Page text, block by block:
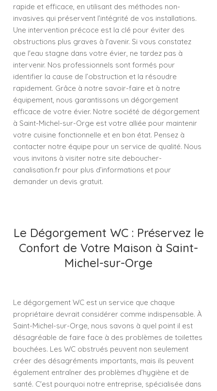
rapide et efficace, en utilisant des méthodes non-
invasives qui préservent l’intégrité de vos installations.
Une intervention précoce est la clé pour éviter des
obstructions plus graves à l'avenir. Si vous constatez
que l'eau stagne dans votre évier, ne tardez pas à
intervenir. Nos professionnels sont formés pour
identifier la cause de l’obstruction et la résoudre
rapidement. Grâce à notre savoir-faire et à notre
équipement, nous garantissons un dégorgement
efficace de votre évier. Notre société de dégorgement
à Saint-Michel-sur-Orge est votre alliée pour maintenir
votre cuisine fonctionnelle et en bon état. Pensez à
contacter notre équipe pour un service de qualité. Nous
vous invitons à visiter notre site deboucher-
canalisation.fr pour plus d’informations et pour
demander un devis gratuit.
Le Dégorgement WC : Préservez le
Confort de Votre Maison à Saint-
Michel-sur-Orge
Le dégorgement WC est un service que chaque
propriétaire devrait considérer comme indispensable. À
Saint-Michel-sur-Orge, nous savons à quel point il est
désagréable de faire face à des problèmes de toilettes
bouchées. Les WC obstrués peuvent non seulement
créer des désagréments importants, mais ils peuvent
également entraîner des problèmes d’hygiène et de
santé. C'est pourquoi notre entreprise, spécialisée dans